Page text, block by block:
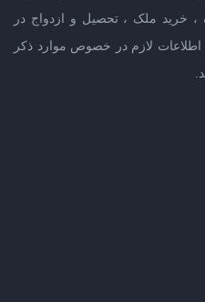
خرید ملک ، تحصیل و ازدواج در
لازم در خصوص موارد ذکر